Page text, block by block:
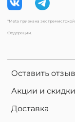
Оставить отзыв
Акции и скидки
Доставка
*Meta признана
Федерации.